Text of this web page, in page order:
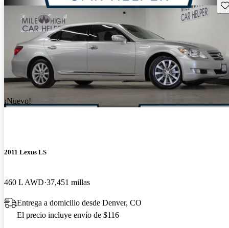
¡Nuevo!
2011 Lexus LS
460 L AWD 37,451 millas
Entrega a domicilio desde Denver, CO
El precio incluye envío de $116